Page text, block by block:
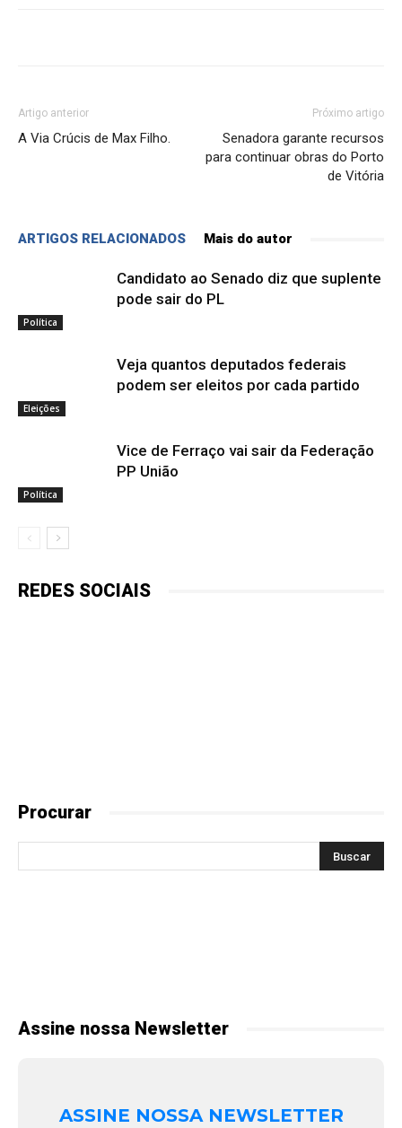
Artigo anterior
A Via Crúcis de Max Filho.
Próximo artigo
Senadora garante recursos
para continuar obras do Porto
de Vitória
ARTIGOS RELACIONADOS Mais do autor
Política
Candidato ao Senado diz que suplente
pode sair do PL
Eleições
Veja quantos deputados federais
podem ser eleitos por cada partido
Política
Vice de Ferraço vai sair da Federação
PP União
REDES SOCIAIS
Procurar
Assine nossa Newsletter
ASSINE NOSSA NEWSLETTER